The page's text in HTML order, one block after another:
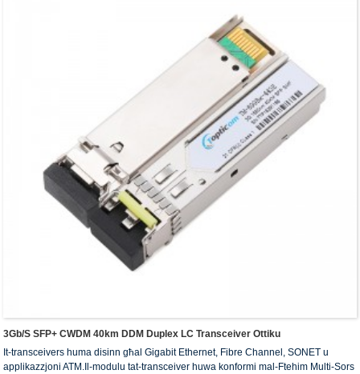
3Gb/s SFP+ CWDM 40km DDM Duplex LC Transceiver Ottiku
It-transceivers huma disinn għal Gigabit Ethernet, Fibre Channel, SONET u
applikazzjoni ATM.Il-modulu tat-transceiver huwa konformi mal-Ftehim Multi-Sors